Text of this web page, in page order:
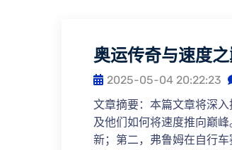
奥运传奇与速度
2025-05-04 20:22:23
文章摘要：本篇文章将深
及他们如何将速度推向巅
新；第二，弗鲁姆在自行